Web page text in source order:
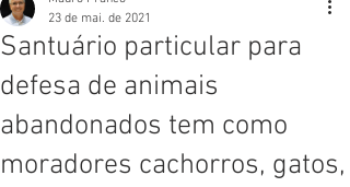
Santuário particular para
defesa de animais
abandonados tem como
moradores cachorros, gatos,
23 de mai. de 2021